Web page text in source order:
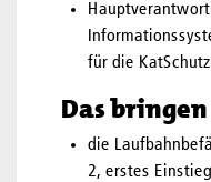
für die
Das
die
2, erstes